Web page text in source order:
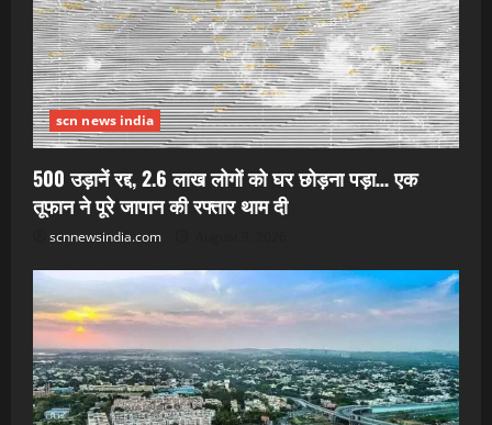
scn news india
500 उड़ानें रद्द, 2.6 लाख लोगों को घर छोड़ना पड़ा… एक
तूफान ने पूरे जापान की रफ्तार थाम दी
scnnewsindia.com